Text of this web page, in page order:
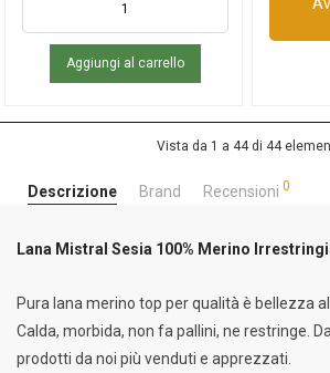
Aggiungi al carrello
Vista da 1 a 44 di 44
Descrizione Brand Recensioni 0
Lana Mistral Sesia 100% Merino
Pura lana merino top per qualità è bellezza
Calda, morbida, non fa pallini, ne restringe.
prodotti da noi più venduti e apprezzati.